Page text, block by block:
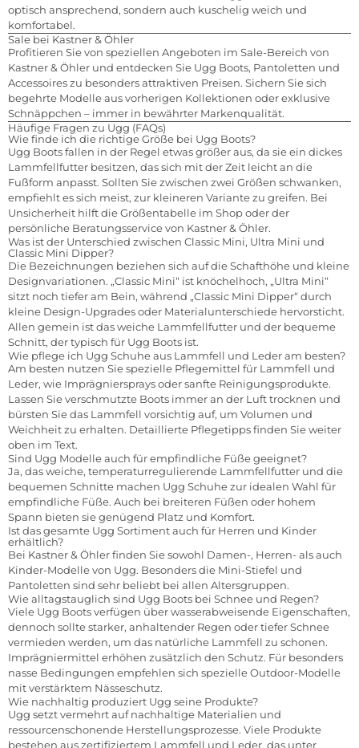
optisch ansprechend, sondern auch kuschelig weich und
komfortabel.
Sale bei Kastner & Öhler
Profitieren Sie von speziellen Angeboten im Sale-Bereich von
Kastner & Öhler und entdecken Sie Ugg Boots, Pantoletten und
Accessoires zu besonders attraktiven Preisen. Sichern Sie sich
begehrte Modelle aus vorherigen Kollektionen oder exklusive
Schnäppchen – immer in bewährter Markenqualität.
Häufige Fragen zu Ugg (FAQs)
Wie finde ich die richtige Größe bei Ugg Boots?
Ugg Boots fallen in der Regel etwas größer aus, da sie ein dickes
Lammfellfutter besitzen, das sich mit der Zeit leicht an die
Fußform anpasst. Sollten Sie zwischen zwei Größen schwanken,
empfiehlt es sich meist, zur kleineren Variante zu greifen. Bei
Unsicherheit hilft die Größentabelle im Shop oder der
persönliche Beratungsservice von Kastner & Öhler.
Was ist der Unterschied zwischen Classic Mini, Ultra Mini und
Classic Mini Dipper?
Die Bezeichnungen beziehen sich auf die Schafthöhe und kleine
Designvariationen. „Classic Mini“ ist knöchelhoch, „Ultra Mini“
sitzt noch tiefer am Bein, während „Classic Mini Dipper“ durch
kleine Design-Upgrades oder Materialunterschiede hervorsticht.
Allen gemein ist das weiche Lammfellfutter und der bequeme
Schnitt, der typisch für Ugg Boots ist.
Wie pflege ich Ugg Schuhe aus Lammfell und Leder am besten?
Am besten nutzen Sie spezielle Pflegemittel für Lammfell und
Leder, wie Imprägniersprays oder sanfte Reinigungsprodukte.
Lassen Sie verschmutzte Boots immer an der Luft trocknen und
bürsten Sie das Lammfell vorsichtig auf, um Volumen und
Weichheit zu erhalten. Detaillierte Pflegetipps finden Sie weiter
oben im Text.
Sind Ugg Modelle auch für empfindliche Füße geeignet?
Ja, das weiche, temperaturregulierende Lammfellfutter und die
bequemen Schnitte machen Ugg Schuhe zur idealen Wahl für
empfindliche Füße. Auch bei breiteren Füßen oder hohem
Spann bieten sie genügend Platz und Komfort.
Ist das gesamte Ugg Sortiment auch für Herren und Kinder
erhältlich?
Bei Kastner & Öhler finden Sie sowohl Damen-, Herren- als auch
Kinder-Modelle von Ugg. Besonders die Mini-Stiefel und
Pantoletten sind sehr beliebt bei allen Altersgruppen.
Wie alltagstauglich sind Ugg Boots bei Schnee und Regen?
Viele Ugg Boots verfügen über wasserabweisende Eigenschaften,
dennoch sollte starker, anhaltender Regen oder tiefer Schnee
vermieden werden, um das natürliche Lammfell zu schonen.
Imprägniermittel erhöhen zusätzlich den Schutz. Für besonders
nasse Bedingungen empfehlen sich spezielle Outdoor-Modelle
mit verstärktem Nässeschutz.
Wie nachhaltig produziert Ugg seine Produkte?
Ugg setzt vermehrt auf nachhaltige Materialien und
ressourcenschonende Herstellungsprozesse. Viele Produkte
bestehen aus zertifiziertem Lammfell und Leder, das unter